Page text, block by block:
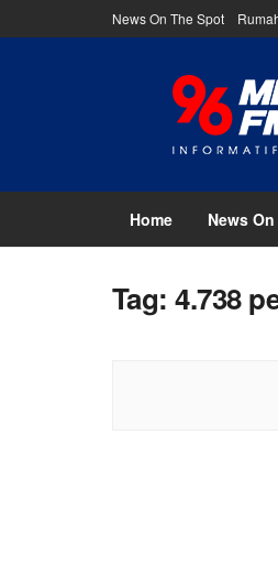
News On The Spot
Home News
Tag:4.738